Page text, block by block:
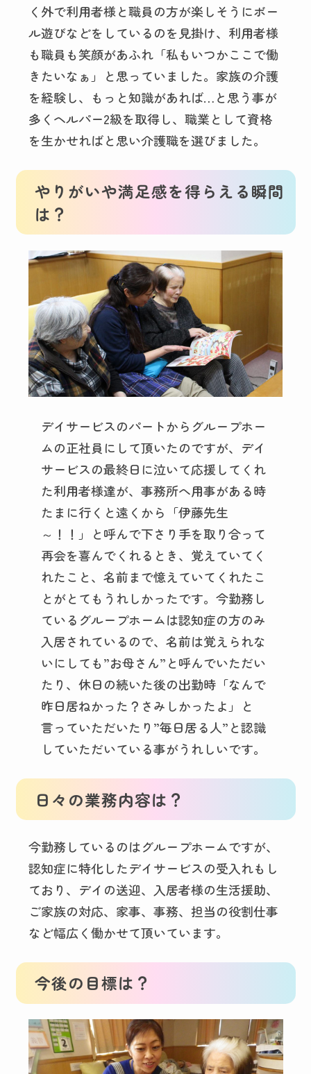
く外で利用者様と職員の方が楽しそうにボー
ル遊びなどをしているのを見掛け、利用者様
も職員も笑顔があふれ「私もいつかここで働
きたいなぁ」と思っていました。家族の介護
を経験し、もっと知識があれば…と思う事が
多くヘルパー2級を取得し、職業として資格
を生かせればと思い介護職を選びました。
やりがいや満足感を得らえる瞬間
は？
デイサービスのパートからグループホー
ムの正社員にして頂いたのですが、デイ
サービスの最終日に泣いて応援してくれ
た利用者様達が、事務所へ用事がある時
たまに行くと遠くから「伊藤先生
～！！」と呼んで下さり手を取り合って
再会を喜んでくれるとき、覚えていてく
れたこと、名前まで憶えていてくれたこ
とがとてもうれしかったです。今勤務し
ているグループホームは認知症の方のみ
入居されているので、名前は覚えられな
いにしても”お母さん”と呼んでいただい
たり、休日の続いた後の出勤時「なんで
昨日居ねかった？さみしかったよ」と
言っていただいたり”毎日居る人”と認識
していただいている事がうれしいです。
日々の業務内容は？
今勤務しているのはグループホームですが、
認知症に特化したデイサービスの受入れもし
ており、デイの送迎、入居者様の生活援助、
ご家族の対応、家事、事務、担当の役割仕事
など幅広く働かせて頂いています。
今後の目標は？